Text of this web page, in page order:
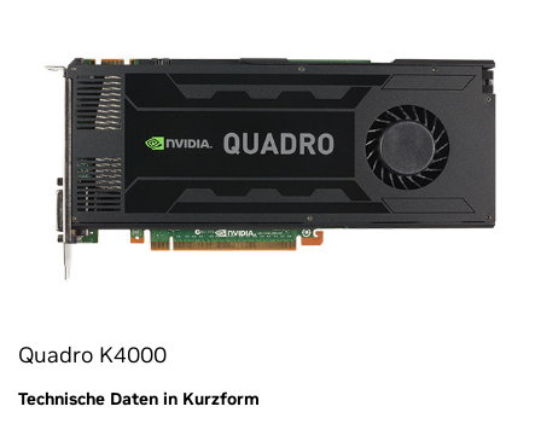
Quadro K4000
Technische Daten in Kurzform